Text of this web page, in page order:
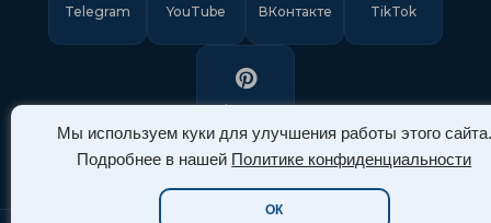
Мы используем куки для улучшения работы этого сайта.
Подробнее в нашей Политике конфиденциальности
ОК
Telegram YouTube ВКонтакте TikTok
Pinterest